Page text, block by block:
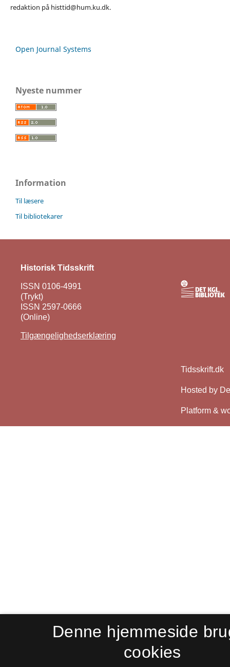
redaktion på histtid@hum.ku.dk.
Open Journal Systems
Nyeste nummer
Information
Til læsere
Til bibliotekarer
Historisk Tidsskrift
ISSN 0106-4991
(Trykt)
ISSN 2597-0666
(Online)
Tilgængelighedserklæring
Denne hjemmeside
cookies